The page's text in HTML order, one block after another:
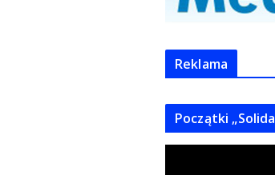
Reklama
Początki